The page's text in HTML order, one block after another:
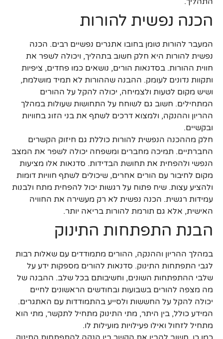
הכנה נפשית להורות
המעבר להורות טומן בחובו אתגרים נפשיים רבים. הכנה
נפשית להורות היא חלק חשוב בתהליך, ויכולה לשפר את
חווית ההורות. בסדנאות הורים, נושאים כמו פחדים, ציפיות
ותקוות נדונים לעומק. ההבנה שההורות לא תמיד מושלמת,
ושיש מקום לטעות ולצמיחה, יכולה להקל על ההורים
המתחילים. חשוב גם לשוחח על התחושות שעולות במהלך
ההריון וההנקה, ולמצוא דרכים לשתף את בני הזוג בחוויות
ובקשיים.
חלק מההכנה הנפשית להורות כוללת גם חיזוק הקשרים
החברתיים. תמיכה מחברים ומשפחה יכולה לשפר את המצב
הנפשי ולהפחית את תחושת הבדידות. סדנאות אלו מציעות
מקום לחיבור עם הורים אחרים, שיכולים לשתף חוויות דומות
ולהציע עצות. שיח פתוח על רגשות יכול להפחית מתח ולבנות
עמידות רגשית. הכנה נפשית לא רק מעשירה את החוויה
האישית, אלא גם תורמת להורות בריאה יותר.
הבנת התפתחות התינוק
במהלך ההריון וההנקה, ההורים מתמודדים עם שאלות רבות
לגבי התפתחות התינוק. סדנאות להורים מספקות ידע על
שלבי ההתפתחות השונים, וחשיבותם בכל שלב. ההבנה של
מה מצפה להורים בשבועות ובחודשים הראשונים לחיים
יכולה להקל על החששות ולסייע בהתמודדות עם האתגרים.
המידע כולל, בין היתר, מתי התינוק מתחיל לתקשר, מתי הוא
מתחיל לזחול ואילו פעילויות מועילות לו.